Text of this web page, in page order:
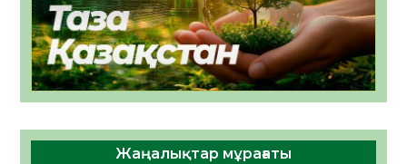
Жаңалықтар мұрағаты